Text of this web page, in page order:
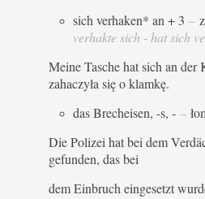
sich verhaken* an + 3 –
verhakte sich - hat sich
Meine Tasche hat sich an
zahaczyła się o klamkę.
das Brecheisen, -s, - –
Die Polizei hat bei dem
gefunden, das bei
dem Einbruch eingesetzt